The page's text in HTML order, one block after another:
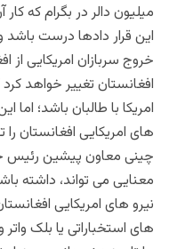
میلیون دالر در بگرام که
این قرار دادها درست
خروج سربازان امریکایی از
افغانستان تغییر خواهد
امریکا با طالبان باشد؛
های امریکایی افغانستان
چینی معاون پیشین رئیس
معنایی می تواند، داشته
نیرو های امریکایی
های استخباراتی یا بلک